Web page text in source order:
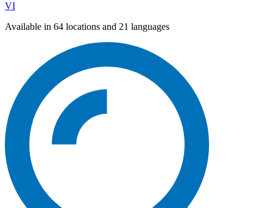
VI
Available in 64 locations and 21 languages